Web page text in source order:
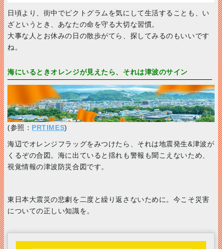
日頃より、街中でピクトグラムを気にして生活することも、い
ざというとき、あなたの命を守る大切な習慣。
大事な人とお休みの日の散歩がてら、探してみるのもいいです
ね。
海にいるときオレンジが見えたら、それは津波のサイン
(参照： PRTIMES)
海辺でオレンジフラッグをみつけたら、それは地震発生&津波が
くるぞの合図。海に出ていると揺れも警報も聞こえないため、
視覚情報の津波防災合図です。
東日本大震災の悲劇を二度と繰り返さないために。今こそ災害
についての正しい知識を。